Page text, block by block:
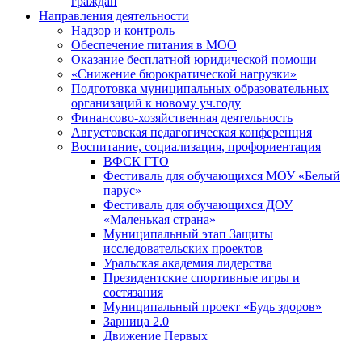
Направления деятельности
Надзор и контроль
Обеспечение питания в МОО
Оказание бесплатной юридической помощи
«Снижение бюрократической нагрузки»
Подготовка муниципальных образовательных
организаций к новому уч.году
Финансово-хозяйственная деятельность
Августовская педагогическая конференция
Воспитание, социализация, профориентация
ВФСК ГТО
Фестиваль для обучающихся МОУ «Белый
парус»
Фестиваль для обучающихся ДОУ
«Маленькая страна»
Муниципальный этап Защиты
исследовательских проектов
Уральская академия лидерства
Президентские спортивные игры и
состязания
Муниципальный проект «Будь здоров»
Зарница 2.0
Движение Первых